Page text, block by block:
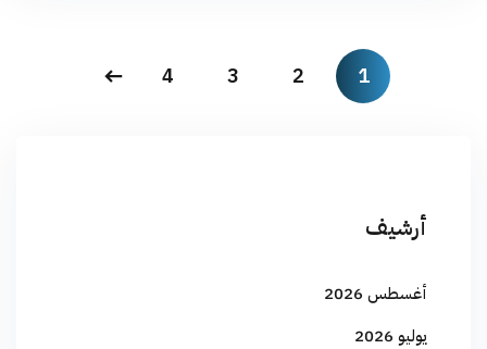
1
2
3
4
أرشيف
أغسطس 2026
يوليو 2026